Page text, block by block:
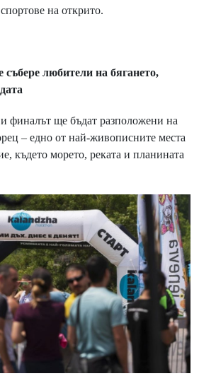
на открито.
любители на бягането,
финалът ще бъдат разположени на
– едно от най-живописните места
където морето, реката и планината